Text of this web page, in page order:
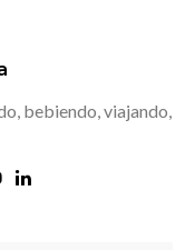
bebiendo, viajando,